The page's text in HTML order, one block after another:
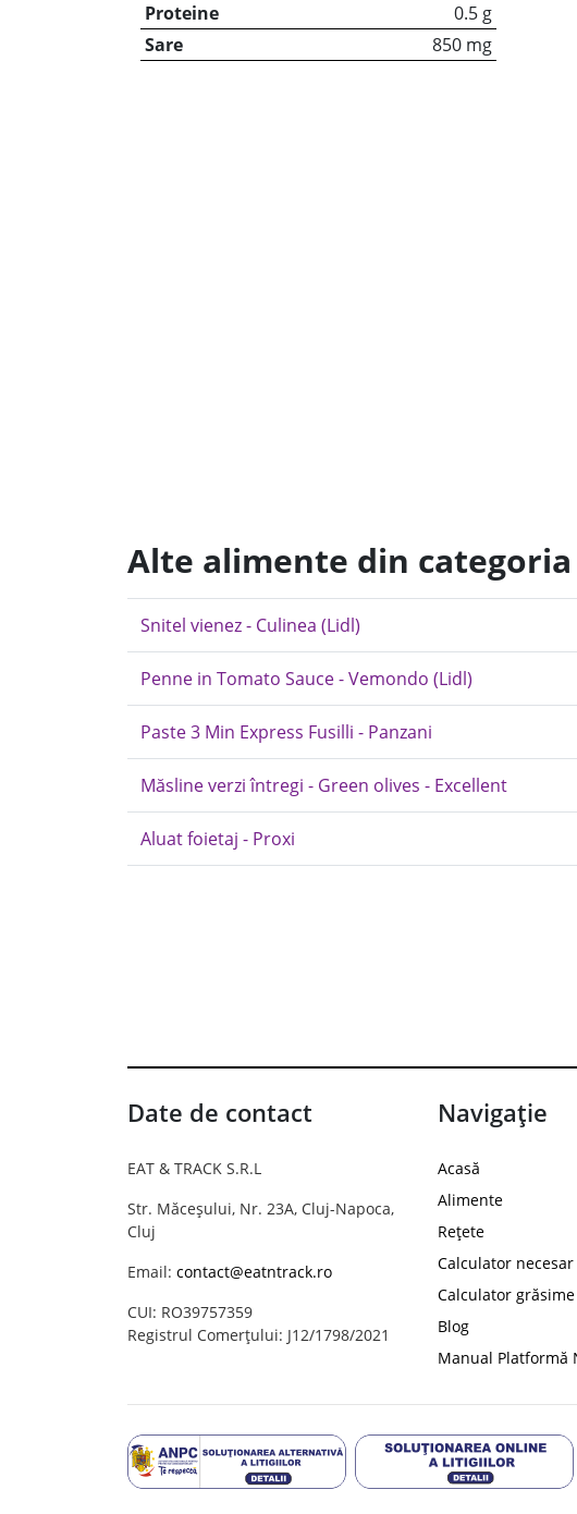
Proteine
0.5 g
Sare
850 mg
Alte alimente din
Snitel vienez - Culinea (Lidl)
Penne in Tomato Sauce - Vemondo (Lidl)
Paste 3 Min Express Fusilli - Panzani
Măsline verzi întregi - Green olives - Excellent
Aluat foietaj - Proxi
Date de contact
EAT & TRACK S.R.L
Str. Măceșului, Nr. 23A, Cluj-Napoca,
Cluj
Email: contact@eatntrack.ro
CUI: RO39757359
Registrul Comerțului: J12/1798/2021
Navigație
Acasă
Alimente
Rețete
Calculator
Calculator
Blog
Manual Platformă